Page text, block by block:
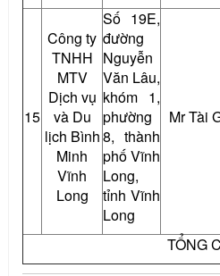
15
Công ty
TNHH
MTV
Dịch vụ
và Du
lịch Bình
Minh
Vĩnh
Long
Số 19E,
đường
Nguyễn
Văn Lâu,
khóm 1,
phường
8, thành
phố Vĩnh
Long,
tỉnh Vĩnh
Long
Mr Tài
TỔNG